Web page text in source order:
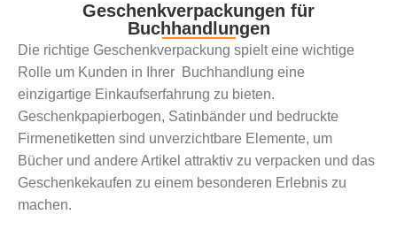
Geschenkverpackungen für
Buchhandlungen
Die richtige Geschenkverpackung spielt eine wichtige
Rolle um Kunden in Ihrer Buchhandlung eine
einzigartige Einkaufserfahrung zu bieten.
Geschenkpapierbogen, Satinbänder und bedruckte
Firmenetiketten sind unverzichtbare Elemente, um
Bücher und andere Artikel attraktiv zu verpacken und das
Geschenkekaufen zu einem besonderen Erlebnis zu
machen.